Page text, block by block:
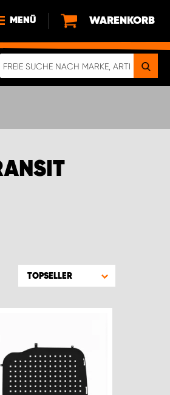
MENÜ
NEWS
WARENKORB
TOPSELLER